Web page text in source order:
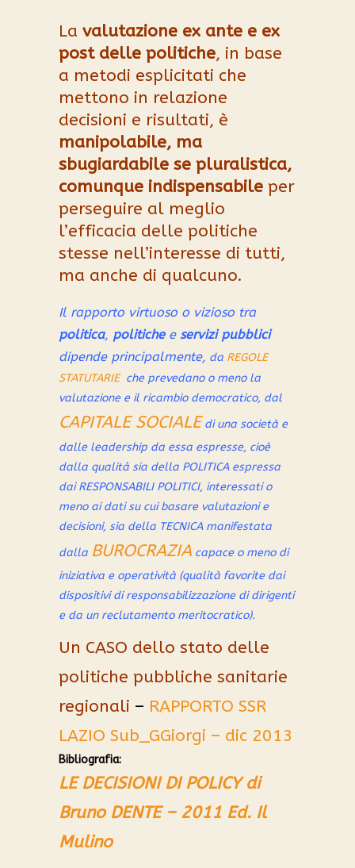
La valutazione ex ante e ex
post delle politiche, in base
a metodi esplicitati che
mettono in relazione
decisioni e risultati, è
manipolabile, ma
sbugiardabile se pluralistica,
comunque indispensabile per
perseguire al meglio
l’efficacia delle politiche
stesse nell’interesse di tutti,
ma anche di qualcuno.
Il rapporto virtuoso o vizioso tra
politica, politichee servizi pubblici
dipende principalmente, da REGOLE
STATUTARIEche prevedano o meno la
valutazione e il ricambio democratico, dal
CAPITALE SOCIALE di una società e
dalle leadership da essa espresse, cioè
dalla qualità sia della POLITICA espressa
dai RESPONSABILI POLITICI, interessati o
meno ai dati su cui basare valutazioni e
decisioni, sia della TECNICA manifestata
dalla BUROCRAZIA capace o meno di
iniziativa e operatività (qualità favorite dai
dispositivi di responsabilizzazione di dirigenti
e da un reclutamento meritocratico).
Un CASO dello stato delle
politiche pubbliche sanitarie
regionali – RAPPORTO SSR
LAZIO Sub_GGiorgi – dic 2013
Bibliografia:
LE DECISIONI DI POLICY di
Bruno DENTE – 2011 Ed. Il
Mulino